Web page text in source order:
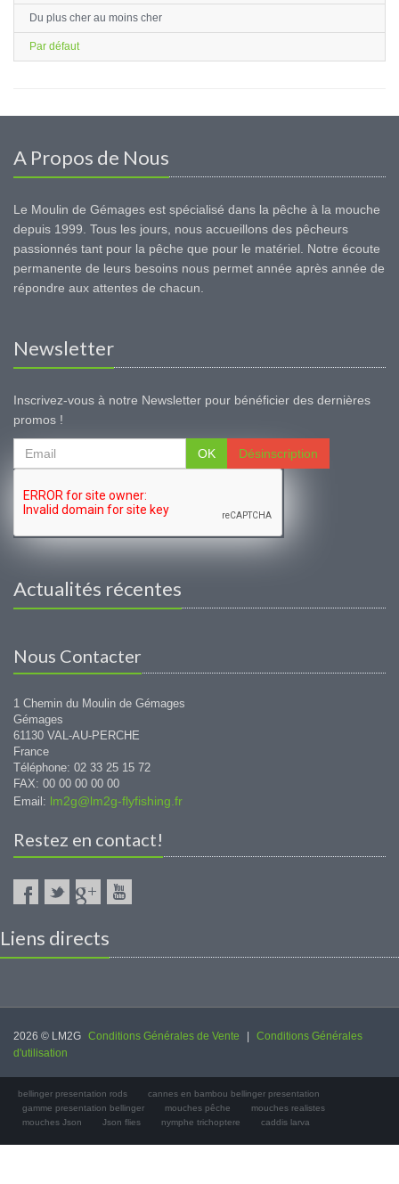
Du plus cher au moins cher
Par défaut
A Propos de Nous
Le Moulin de Gémages est spécialisé dans la pêche à la mouche
depuis 1999. Tous les jours, nous accueillons des pêcheurs
passionnés tant pour la pêche que pour le matériel. Notre écoute
permanente de leurs besoins nous permet année après année de
répondre aux attentes de chacun.
Newsletter
Inscrivez-vous à notre Newsletter pour bénéficier des dernières
promos !
OK Désinscription
Actualités récentes
Nous Contacter
1 Chemin du Moulin de Gémages
Gémages
61130 VAL-AU-PERCHE
France
Téléphone: 02 33 25 15 72
FAX: 00 00 00 00 00
Email: lm2g@lm2g-flyfishing.fr
Restez en contact!
Liens directs
2026 © LM2G Conditions Générales de Vente
Conditions Générales
d'utilisation
bellinger presentation rods
cannes en bambou bellinger presentation
gamme presentation bellinger
mouches pêche
mouches realistes
mouches Json
Json flies nymphe trichoptere caddis larva